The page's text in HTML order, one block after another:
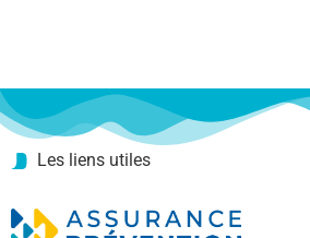
Les liens utiles